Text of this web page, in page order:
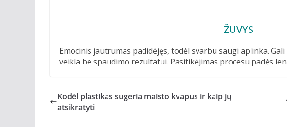
ŽUVYS
Emocinis jautrumas padidėjęs, todėl svarbu saugi aplinka.
veikla be spaudimo rezultatui. Pasitikėjimas procesu padės
Kodėl plastikas sugeria maisto kvapus ir kaip jų
atsikratyti